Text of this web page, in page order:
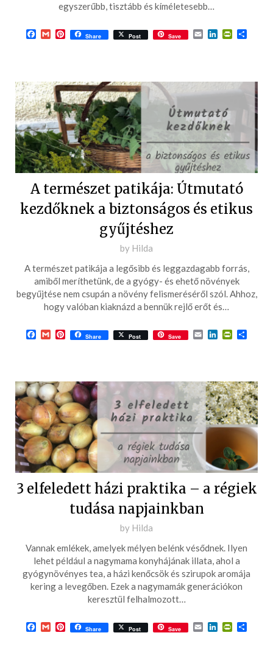
egyszerűbb, tisztább és kíméletesebb…
Facebook
GmailPinterest
Share Post Save EmailLinkedIn
A természet patikája: Útmutató
kezdőknek a biztonságos és etikus
gyűjtéshez
Posted
2025-
09-
26
by Hilda
A természet patikája a legősibb és leggazdagabb forrás,
amiből meríthetünk, de a gyógy- és ehető növények
begyűjtése nem csupán a növény felismeréséről szól. Ahhoz,
hogy valóban kiaknázd a bennük rejlő erőt és…
Facebook
GmailPinterest
Share Post Save EmailLinkedIn
3 elfeledett házi praktika – a régiek
tudása napjainkban
Posted
on
2025-
09-
23
by Hilda
Vannak emlékek, amelyek mélyen belénk vésődnek. Ilyen
lehet például a nagymama konyhájának illata, ahol a
gyógynövényes tea, a házi kenőcsök és szirupok aromája
kering a levegőben. Ezek a nagymamák generációkon
keresztül felhalmozott…
Facebook
GmailPinterest
Share Post Save EmailLinkedIn